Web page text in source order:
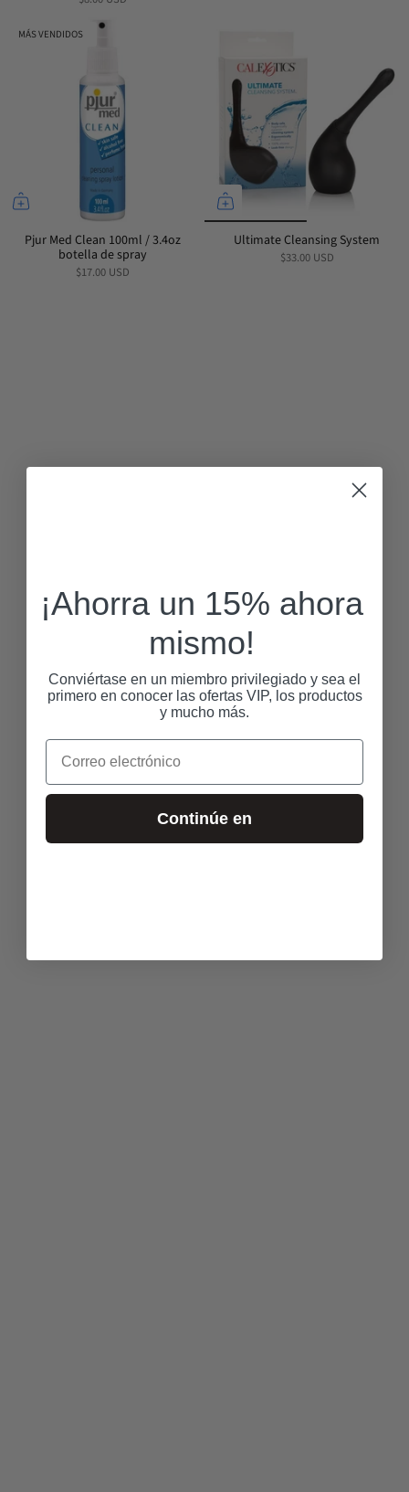
MÁS VENDIDOS
Pjur Med Clean 100ml / 3.4oz
botella de spray
$17.00 USD
Ultimate Cleansing System
$33.00 USD
¡Ahorra un 15% ahora
mismo!
Conviértase en un miembro privilegiado y sea el
primero en conocer las ofertas VIP, los productos
y mucho más.
Correo electrónico
Continúe en